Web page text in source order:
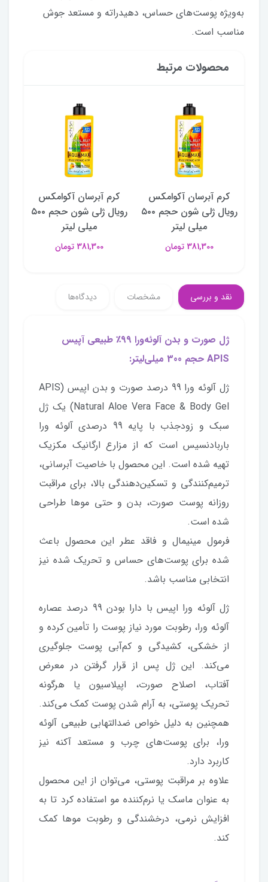
به‌ویژه پوست‌های حساس، دهیدراته و مستعد جوش
مناسب است.
محصولات مرتبط
کرم آبرسان آکوامکس
رویال ژلی شون حجم ۵۰۰
میلی لیتر
381,300 تومان
کرم آبرسان آکوامکس
رویال ژلی شون حجم ۵۰۰
میلی لیتر
381,300 تومان
نقد و بررسی مشخصات دیدگاه‌ها
ژل صورت و بدن آلوئه‌ورا ۹۹٪ طبیعی آپیس
APIS حجم 300 میلی‌لیتر:
ژل آلوئه ورا 99 درصد صورت و بدن اپیس (APIS
Natural Aloe Vera Face & Body Gel) یک ژل
سبک و زودجذب با پایه 99 درصدی آلوئه ورا
باربادنسیس است که از مزارع ارگانیک مکزیک
تهیه شده است. این محصول با خاصیت آبرسانی،
ترمیم‌کنندگی و تسکین‌دهندگی بالا، برای مراقبت
روزانه پوست صورت، بدن و حتی موها طراحی
شده است.
فرمول مینیمال و فاقد عطر این محصول باعث
شده برای پوست‌های حساس و تحریک شده نیز
انتخابی مناسب باشد.
ژل آلوئه ورا اپیس با دارا بودن 99 درصد عصاره
آلوئه ورا، رطوبت مورد نیاز پوست را تأمین کرده و
از خشکی، کشیدگی و کم‌آبی پوست جلوگیری
می‌کند. این ژل پس از قرار گرفتن در معرض
آفتاب، اصلاح صورت، اپیلاسیون یا هرگونه
تحریک پوستی، به آرام شدن پوست کمک می‌کند.
همچنین به دلیل خواص ضدالتهابی طبیعی آلوئه
ورا، برای پوست‌های چرب و مستعد آکنه نیز
کاربرد دارد.
علاوه بر مراقبت پوستی، می‌توان از این محصول
به عنوان ماسک یا نرم‌کننده مو استفاده کرد تا به
افزایش نرمی، درخشندگی و رطوبت موها کمک
کند.